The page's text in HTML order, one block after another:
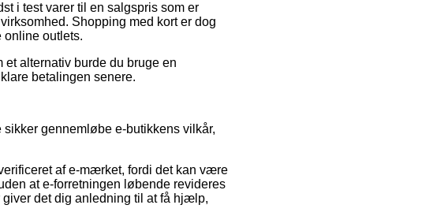
i test varer til en salgspris som er
Shopping med kort er dog
outlets.
alternativ burde du bruge en
betalingen senere.
gennemløbe e-butikkens vilkår,
af e-mærket, fordi det kan være
at e-forretningen løbende revideres
det dig anledning til at få hjælp,